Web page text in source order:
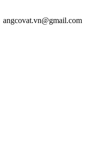
angcovat.vn@gmail.com